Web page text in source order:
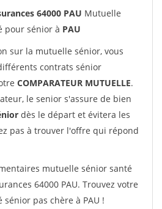
64000 PAU Mutuelle
pour sénior à PAU
sur la mutuelle sénior, vous
contrats sénior
COMPARATEUR MUTUELLE.
le senior s'assure de bien
dès le départ et évitera les
pas à trouver l'offre qui répond
mutuelle sénior santé
64000 PAU. Trouvez votre
pas chère à PAU !